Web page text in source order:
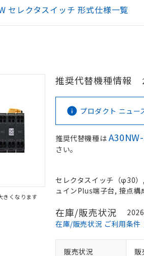
セレクタスイッチ 形式仕様一覧
きくなります
推奨代替機種情報
プロダクト ニュ
推奨代替機種は
さい。
セレクタスイッチ（φ30
ュインPlus端子台, 接点
在庫/販売状況
在庫/販売状況 ご利用条件
販売状況 販